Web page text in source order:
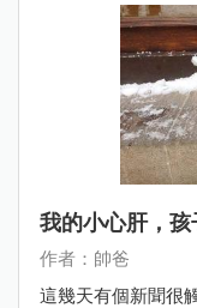
我的小心肝，
作者：帥爸
這幾天有個新聞很